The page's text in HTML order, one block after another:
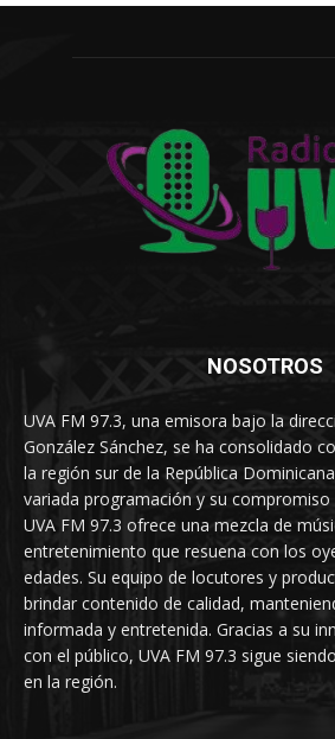
NOSOTROS
UVA FM 97.3, una emisora bajo la
González Sánchez, se ha consolidado
la región sur de la República
variada programación y su
UVA FM 97.3 ofrece una mezcla de
entretenimiento que resuena con los
edades. Su equipo de locutores y
brindar contenido de calidad,
informada y entretenida. Gracias a su
con el público, UVA FM 97.3 sigue
en la región.